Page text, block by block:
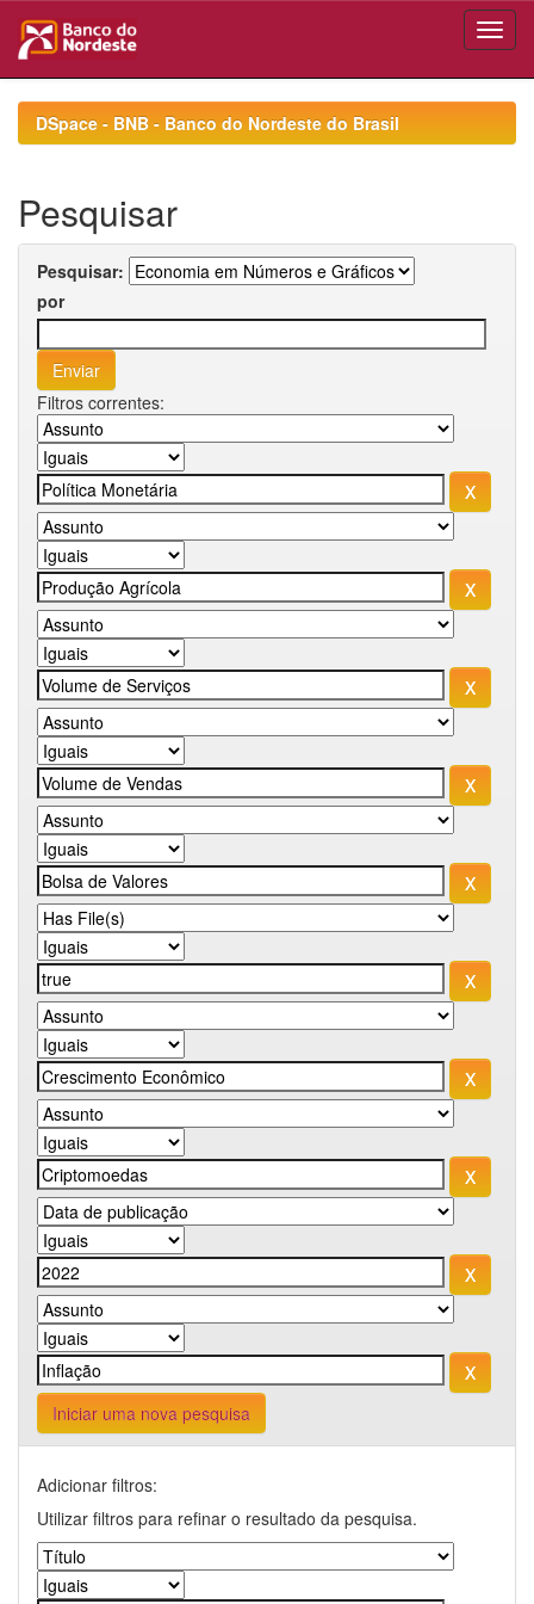
navigationDSpace - BNB - Banco do Nordeste do Brasil
Pesquisar
Pesquisar:
por
Filtros correntes:
Iniciar uma nova pesquisa
Adicionar filtros:
Utilizar filtros para refinar o resultado da pesquisa.